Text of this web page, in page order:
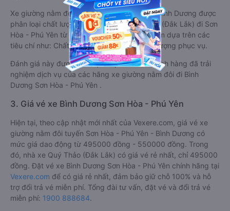
Xe giường nằm đôi đi Sơn Hòa - Phú Yên từ Bình Dương được
phân loại chất lượng tốt nhất là xe Quý Thảo (Đắk Lắk) đi Sơn
Hòa - Phú Yên từ Bình Dương đạt 4.4 / 5 điểm dựa trên các
tiêu chí như: Chất lượng xe, Đúng giờ, Chất lượng phục vụ.
Đánh giá này được viết trực tiếp bởi các khách hàng đã trải
nghiệm dịch vụ của các hãng xe giường nằm đôi đi Bình
Dương Sơn Hòa - Phú Yên .
3. Giá vé xe Bình Dương Sơn Hòa - Phú Yên
Hiện tại, theo cập nhật mới nhất của Vexere.com, giá vé xe
giường nằm đôi tuyến Sơn Hòa - Phú Yên - Bình Dương có
mức giá dao động từ 495000 đồng - 550000 đồng. Trong
đó, nhà xe Quý Thảo (Đắk Lắk) có giá vé rẻ nhất, chỉ 495000
đồng. Đặt vé xe Bình Dương Sơn Hòa - Phú Yên chính hãng tại
Vexere.com để có giá rẻ nhất, đảm bảo giữ chỗ 100% và hỗ
trợ đổi trả vé miễn phí. Tổng đài tư vấn, đặt vé và đổi trả vé
miễn phí: 1900 888684.